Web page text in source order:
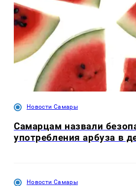
Новости Самары
Самарцам назвали
употребления арбуза в
Новости Самары